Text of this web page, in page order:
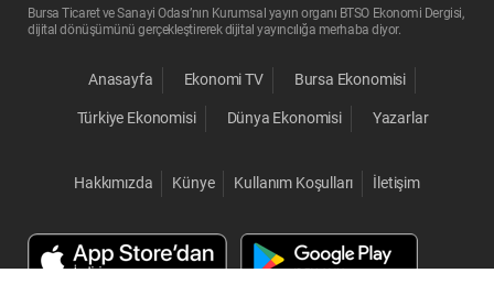
Bursa Ticaret ve Sanayi Odası’nın Kurumsal yayın organı BTSO Ekonomi Dergisi,
dijital dönüşümünü gerçekleştirerek dijital yayıncılığa merhaba diyor.
Anasayfa Ekonomi TV Bursa Ekonomisi
Türkiye Ekonomisi Dünya Ekonomisi Yazarlar
Hakkımızda Künye Kullanım Koşulları İletişim